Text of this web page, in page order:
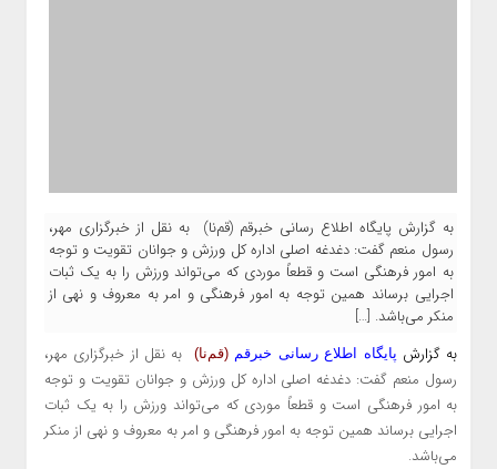
به گزارش پایگاه اطلاع رسانی خبرقم (قم‌نا) به نقل از خبرگزاری مهر،
رسول منعم گفت: دغدغه اصلی اداره کل ورزش و جوانان تقویت و توجه
به امور فرهنگی است و قطعاً موردی که می‌تواند ورزش را به یک ثبات
اجرایی برساند همین توجه به امور فرهنگی و امر به معروف و نهی از
منکر می‌باشد. […]
به گزارش پایگاه اطلاع رسانی خبرقم (قم‌نا)
به نقل از خبرگزاری مهر،
رسول منعم گفت: دغدغه اصلی اداره کل ورزش و جوانان تقویت و توجه
به امور فرهنگی است و قطعاً موردی که می‌تواند ورزش را به یک ثبات
اجرایی برساند همین توجه به امور فرهنگی و امر به معروف و نهی از منکر
می‌باشد.